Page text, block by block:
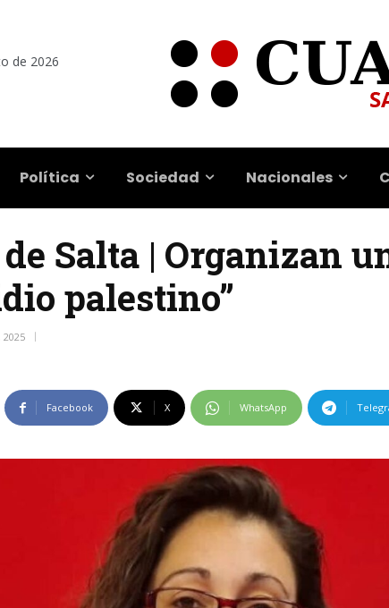
de 2026
Política Sociedad Nacionales
Salta | Organizan
palestino”
Facebook X WhatsApp